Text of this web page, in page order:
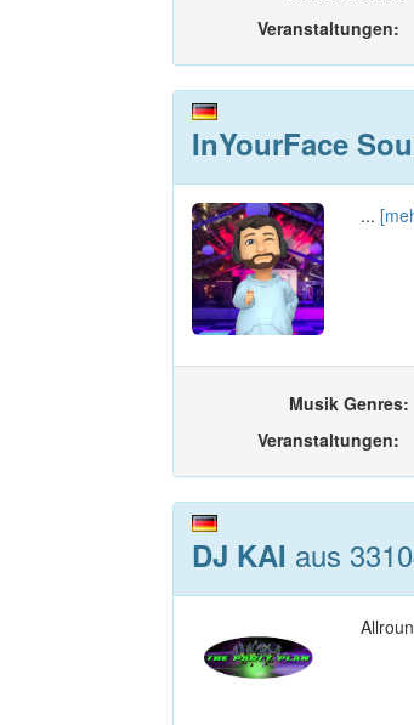
Veranstaltungen:
InYourFace
...
Musik Genres:
Veranstaltungen:
DJ KAI aus